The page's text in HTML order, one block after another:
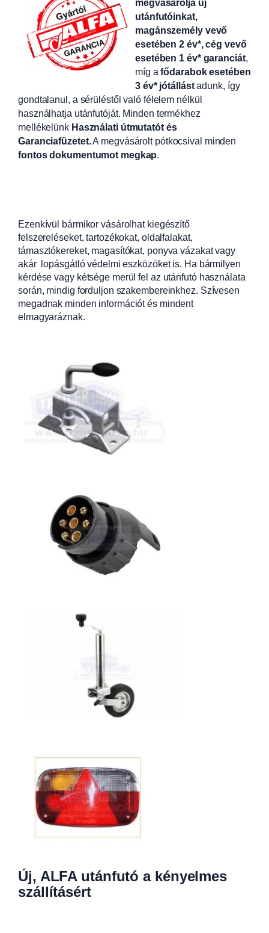
megvásárolja új
utánfutóinkat,
magánszemély vevő
esetében 2 év*, cég vevő
esetében 1 év* garanciát,
míg afődarabok esetében
3 év* jótállástadunk, így
gondtalanul, a sérüléstől való félelem nélkül
használhatja utánfutóját. Minden termékhez
mellékelünk Használati útmutatót és
Garanciafüzetet.A megvásárolt pótkocsival minden
fontos dokumentumot megkap.
Ezenkívül bármikor vásárolhat kiegészítő
felszereléseket, tartozékokat, oldalfalakat,
támasztókereket, magasítókat, ponyva vázakat vagy
akár lopásgátló védelmi eszközöket is. Ha bármilyen
kérdése vagy kétsége merül fel az utánfutó használata
során, mindig forduljon szakembereinkhez. Szívesen
megadnak minden információt és mindent
elmagyaráznak.
Új, ALFA utánfutó a kényelmes
szállításért